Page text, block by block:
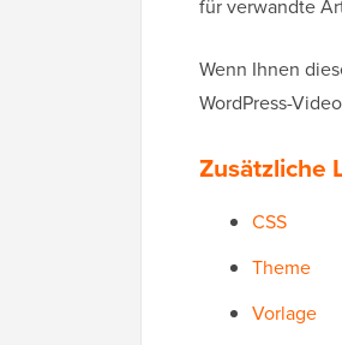
für verwandte
Wenn Ihnen
WordPress-
Zusätzliche
CSS
Theme
Vorlage